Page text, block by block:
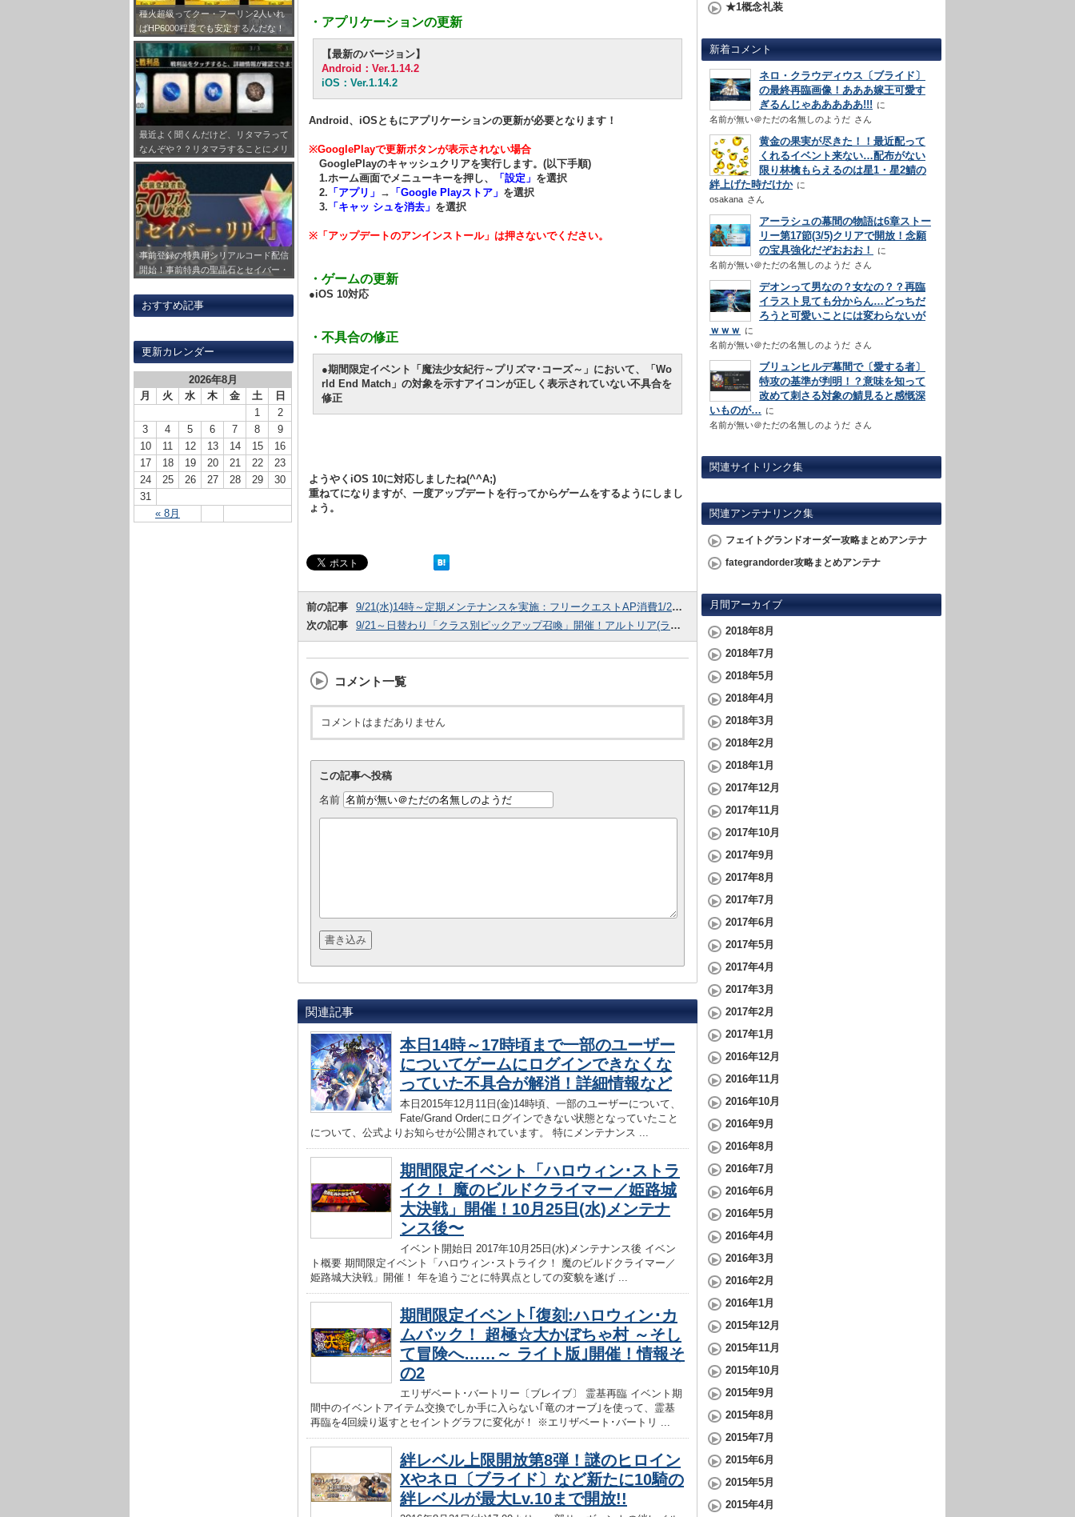
種火超級ってクー・フーリン2人いれ
ばHP6000程度でも安定するんだな！
あとは一人強いバーサーカー借りれば
周回可能で助かるｗｗ
最近よく聞くんだけど、リタマラって
なんぞや？？リタマラすることにメリ
ットってあるの？？
事前登録の特典用シリアルコード配信
開始！事前特典の聖晶石とセイバー・
た！
おすすめ記事
更新カレンダー
2026年8月
月
火 水 木 金 土 日
« 8月
1
2
3
4 5 6 7 8
9
10
11 12 13 14 15
16
17
18 19 20 21 22
23
24
25 26 27 28 29
30
31
・アプリケーションの更新
【最新のバージョン】
Android：Ver.1.14.2
iOS：Ver.1.14.2
Android、iOSともにアプリケーションの更新が必要となります！
※GooglePlayで更新ボタンが表示されない場合
GooglePlayのキャッシュクリアを実行します。(以下手順)
1.ホーム画面でメニューキーを押し、
「設定」 を選択
2. 「アプリ」 → 「Google Playストア」 を選択
3. 「キャッ シュを消去」 を選択
※「アップデートのアンインストール」は押さないでください。
・ゲームの更新
●iOS 10対応
・不具合の修正
●期間限定イベント「魔法少女紀行～プリズマ･コーズ～」において、「Wo
rld End Match」の対象を示すアイコンが正しく表示されていない不具合を
修正
ようやくiOS 10に対応しましたね(^^A;)
重ねてになりますが、一度アップデートを行ってからゲームをするようにしまし
ょう。
前の記事
9/21(水)14時～定期メンテナンスを実施：フリークエストAP消費1/2キャンペーン＆曜日クエストプチリニューアル、クラス別ピックアップ召喚実施！
次の記事
9/21～日替わり「クラス別ピックアップ召喚」開催！アルトリア(ランサー)やクー・フーリン〔オルタ〕などストーリー限定キャラも出現!!
コメント一覧
コメントはまだありません
この記事へ投稿
名前
関連記事
本日14時～17時頃まで一部のユーザー
についてゲームにログインできなくな
っていた不具合が解消！詳細情報など
本日2015年12月11日(金)14時頃、一部のユーザーについて、
Fate/Grand Orderにログインできない状態となっていたこと
について、公式よりお知らせが公開されています。 特にメンテナンス ...
期間限定イベント「ハロウィン･ストラ
イク！ 魔のビルドクライマー／姫路城
大決戦」開催！10月25日(水)メンテナ
ンス後〜
イベント開始日 2017年10月25日(水)メンテナンス後 イベン
ト概要 期間限定イベント「ハロウィン･ストライク！ 魔のビルドクライマー／
姫路城大決戦」開催！ 年を追うごとに特異点としての変貌を遂げ ...
期間限定イベント｢復刻:ハロウィン･カ
ムバック！ 超極☆大かぼちゃ村 ～そし
て冒険へ……～ ライト版｣開催！情報そ
の2
エリザベート･バートリー〔ブレイブ〕 霊基再臨 イベント期
間中のイベントアイテム交換でしか手に入らない｢竜のオーブ｣を使って、霊基
再臨を4回繰り返すとセイントグラフに変化が！ ※エリザベート･バートリ ...
絆レベル上限開放第8弾！謎のヒロイン
Xやネロ〔ブライド〕など新たに10騎の
絆レベルが最大Lv.10まで開放!!
★1概念礼装
新着コメント
ネロ・クラウディウス〔ブライド〕
の最終再臨画像！あああ嫁王可愛す
ぎるんじゃあああああ!!!
名前が無い＠ただの名無しのようだ さん
黄金の果実が尽きた！！最近配って
くれるイベント来ない…配布がない
限り林檎もらえるのは星1・星2鯖の
絆上げた時だけか
osakana さん
アーラシュの幕間の物語は6章ストー
リー第17節(3/5)クリアで開放！念願
の宝具強化だぞおおお！
名前が無い＠ただの名無しのようだ さん
デオンって男なの？女なの？？再臨
イラスト見ても分からん…どっちだ
ろうと可愛いことには変わらないが
ｗｗｗ
名前が無い＠ただの名無しのようだ さん
ブリュンヒルデ幕間で〔愛する者〕
特攻の基準が判明！？意味を知って
改めて刺さる対象の鯖見ると感慨深
いものが…
名前が無い＠ただの名無しのようだ さん
関連サイトリンク集
関連アンテナリンク集
フェイトグランドオーダー攻略まとめアンテナ
fategrandorder攻略まとめアンテナ
月間アーカイブ
2018年8月
2018年7月
2018年5月
2018年4月
2018年3月
2018年2月
2018年1月
2017年12月
2017年11月
2017年10月
2017年9月
2017年8月
2017年7月
2017年6月
2017年5月
2017年4月
2017年3月
2017年2月
2017年1月
2016年12月
2016年11月
2016年10月
2016年9月
2016年8月
2016年7月
2016年6月
2016年5月
2016年4月
2016年3月
2016年2月
2016年1月
2015年12月
2015年11月
2015年10月
2015年9月
2015年8月
2015年7月
2015年6月
2015年5月
2015年4月